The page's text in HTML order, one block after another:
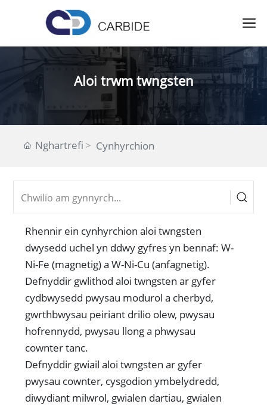
Aloi trwm twngsten
Nghartrefi Cynhyrchion
Rhennir ein cynhyrchion aloi twngsten
dwysedd uchel yn ddwy gyfres yn bennaf: W-
Ni-Fe (magnetig) a W-Ni-Cu (anfagnetig).
Defnyddir gwlithod aloi twngsten ar gyfer
cydbwysedd pwysau modurol a cherbyd,
gwrthbwysau peiriant drilio olew, pwysau
hofrennydd, pwysau llong a phwysau
cownter tanc.
Defnyddir gwiail aloi twngsten ar gyfer
pwysau cownter, cysgodion ymbelydredd,
diwydiant milwrol, gwialen dartiau, gwialen